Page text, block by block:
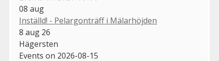
08 aug
Inställd! - Pelargonträff i Mälarhöjden
8 aug 26
Hägersten
Events on 2026-08-15